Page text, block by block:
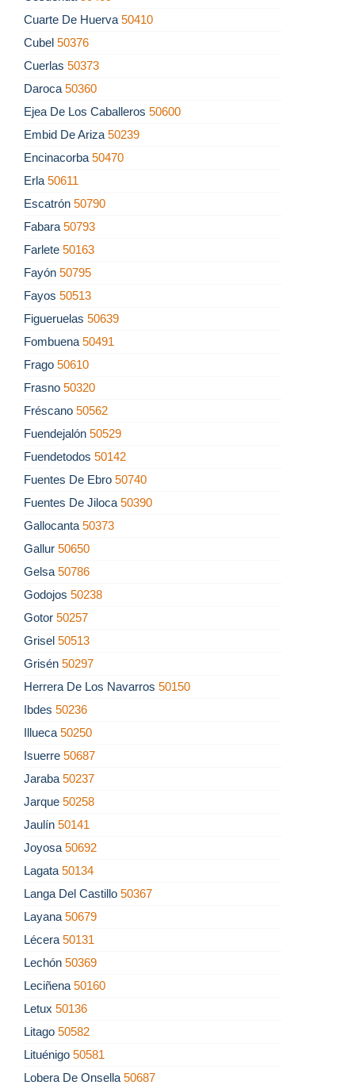
Cuarte De Huerva 50410
Cubel 50376
Cuerlas 50373
Daroca 50360
Ejea De Los Caballeros 50600
Embid De Ariza 50239
Encinacorba 50470
Erla 50611
Escatrón 50790
Fabara 50793
Farlete 50163
Fayón 50795
Fayos 50513
Figueruelas 50639
Fombuena 50491
Frago 50610
Frasno 50320
Fréscano 50562
Fuendejalón 50529
Fuendetodos 50142
Fuentes De Ebro 50740
Fuentes De Jiloca 50390
Gallocanta 50373
Gallur 50650
Gelsa 50786
Godojos 50238
Gotor 50257
Grisel 50513
Grisén 50297
Herrera De Los Navarros 50150
Ibdes 50236
Illueca 50250
Isuerre 50687
Jaraba 50237
Jarque 50258
Jaulín 50141
Joyosa 50692
Lagata 50134
Langa Del Castillo 50367
Layana 50679
Lécera 50131
Lechón 50369
Leciñena 50160
Letux 50136
Litago 50582
Lituénigo 50581
Lobera De Onsella 50687